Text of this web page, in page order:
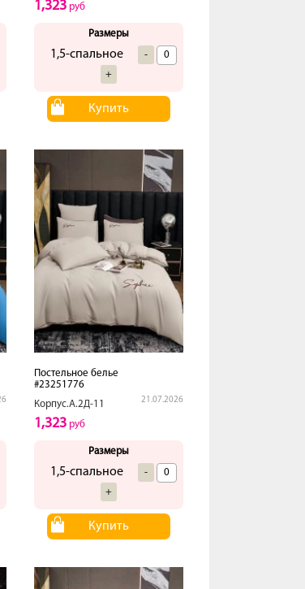
1,323 руб
Размеры
1,5-спальное
-
+
Купить
Постельное белье
#23251776
Корпус.А.2Д-11
21.07.2026
1,323 руб
Размеры
1,5-спальное
-
+
Купить